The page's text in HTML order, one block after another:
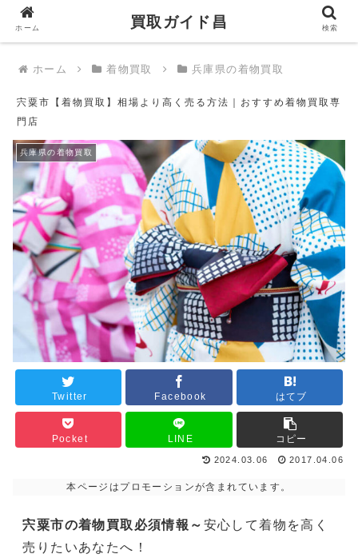
買取ガイド昌
ホーム 着物買取 兵庫県の着物買取
宍粟市【着物買取】相場より高く売る方法｜おすすめ着物買取専
門店
兵庫県の着物買取
Twitter Facebook はてブ
Pocket LINE コピー
2024.03.06 2017.04.06
本ページはプロモーションが含まれています。
宍粟市の着物買取必須情報～ 安心して着物を高く
売りたいあなたへ！
ホーム 買取ガイド昌 検索